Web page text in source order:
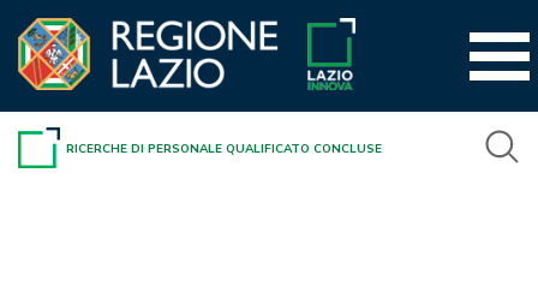
contenuto
RICERCHE DI PERSONALE QUALIFICATO CONCLUSE